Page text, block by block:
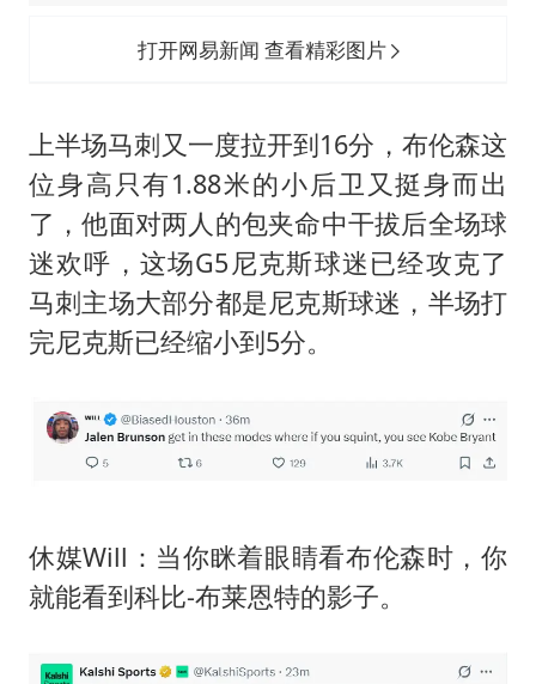
打开网易新闻 查看精彩图片
上半场马刺又一度拉开到16分，布伦森这
位身高只有1.88米的小后卫又挺身而出
了，他面对两人的包夹命中干拔后全场球
迷欢呼，这场G5尼克斯球迷已经攻克了
马刺主场大部分都是尼克斯球迷，半场打
完尼克斯已经缩小到5分。
休媒Will：当你眯着眼睛看布伦森时，你
就能看到科比-布莱恩特的影子。